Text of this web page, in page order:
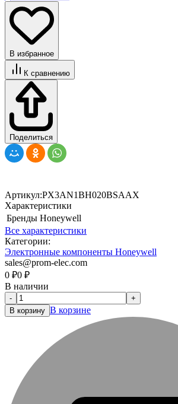
В избранное
К сравнению
Поделиться
Артикул:PX3AN1BH020BSAAX
Характеристики
Бренды Honeywell
Все характеристики
Категории:
Электронные компоненты Honeywell
sales@prom-elec.com
0 ₽0 ₽
В наличии
-
+
В корзину В корзине